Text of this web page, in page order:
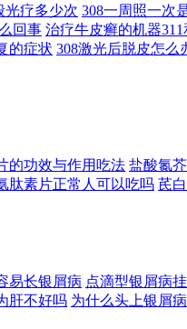
光疗多少次 308一周照一次
回事 治疗牛皮癣的机器
的症状 308激光后脱皮怎么
的功效与作用吃法 盐酸氮
肽素片正常人可以吃吗 芪
易长银屑病 点滴型银屑病
肝不好吗 为什么头上银屑